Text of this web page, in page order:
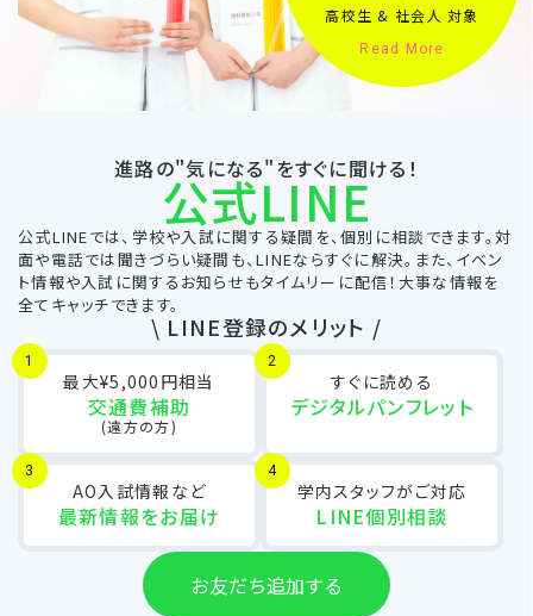
高校生 & 社会人 対象
Read More
進路の"気になる"をすぐに聞ける！
公式LINE
公式LINEでは、学校や入試に関する疑間を、個別に相談できます。対
面や電話では聞きづらい疑間も、LINEならすぐに解決。また、イベン
ト情報や入試に関するお知らせもタイムリーに配信！大事な情報を
全てキャッチできます。
お友だち追加する
\ LINE登録のメリット /
1
最大¥5,000円相当
交通費補助
(遠方の方)
2
すぐに読める
デジタルパンフレット
3
AO入試情報など
最新情報をお届け
4
学内スタッフがご対応
LINE個別相談